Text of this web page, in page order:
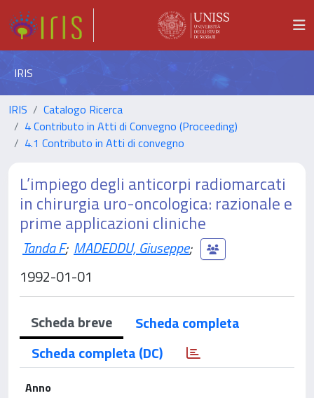
IRIS
IRIS
Catalogo Ricerca
4 Contributo in Atti di Convegno (Proceeding)
4.1 Contributo in Atti di convegno
L’impiego degli anticorpi radiomarcati
in chirurgia uro-oncologica: razionale e
prime applicazioni cliniche
Tanda F; MADEDDU, Giuseppe;
1992-01-01
Scheda breve
Scheda completa
Scheda completa (DC)
Anno